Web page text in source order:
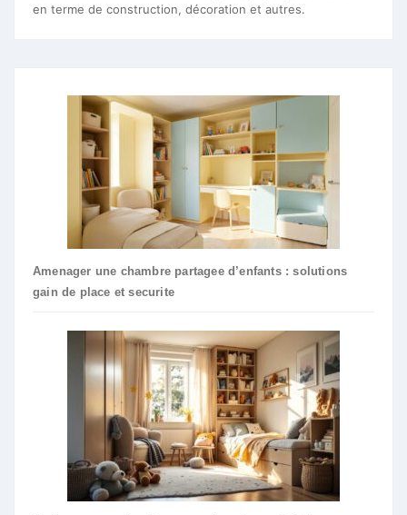
en terme de construction, décoration et autres.
Amenager une chambre partagee d’enfants : solutions
gain de place et securite